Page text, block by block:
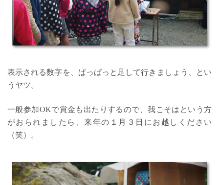
表示される数字を、ぱっぱっと足して行きましょう、とい
うヤツ。
一般参加OKで賞金も出たりするので、我こそはという方
がおられましたら、来年の１月３日にお越しください
（笑）。